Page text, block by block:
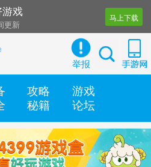
戏
更新
马上下载
举报
攻略
秘籍
游戏
论坛